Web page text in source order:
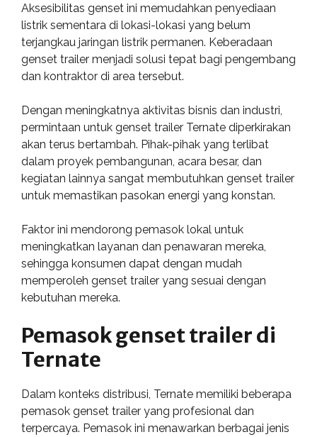
Aksesibilitas genset ini memudahkan penyediaan
listrik sementara di lokasi-lokasi yang belum
terjangkau jaringan listrik permanen. Keberadaan
genset trailer menjadi solusi tepat bagi pengembang
dan kontraktor di area tersebut.
Dengan meningkatnya aktivitas bisnis dan industri,
permintaan untuk genset trailer Ternate diperkirakan
akan terus bertambah. Pihak-pihak yang terlibat
dalam proyek pembangunan, acara besar, dan
kegiatan lainnya sangat membutuhkan genset trailer
untuk memastikan pasokan energi yang konstan.
Faktor ini mendorong pemasok lokal untuk
meningkatkan layanan dan penawaran mereka,
sehingga konsumen dapat dengan mudah
memperoleh genset trailer yang sesuai dengan
kebutuhan mereka.
Pemasok genset trailer di
Ternate
Dalam konteks distribusi, Ternate memiliki beberapa
pemasok genset trailer yang profesional dan
terpercaya. Pemasok ini menawarkan berbagai jenis